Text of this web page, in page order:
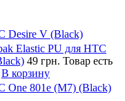
Desire V (Black)
Elastic PU для HTC
49 грн. Товар есть
В корзину
One 801e (M7) (Black)